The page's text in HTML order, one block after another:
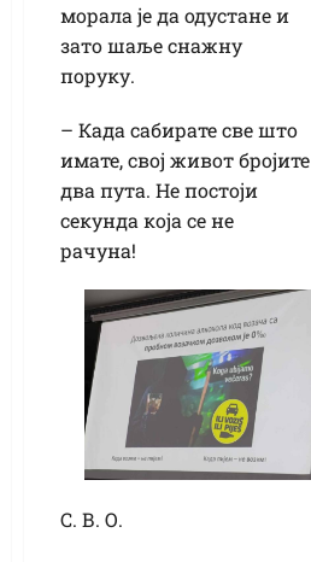
морала је да одустане и
зато шаље снажну
поруку.
– Када сабирате све што
имате, свој живот бројите
два пута. Не постоји
секунда која се не
рачуна!
С. В. О.